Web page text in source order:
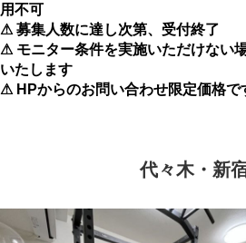
用不可
⚠ 募集人数に達し次第、受付終了
⚠ モニター条件を実施いただけない
いたします
⚠ HPからのお問い合わせ限定価格で
代々木・新